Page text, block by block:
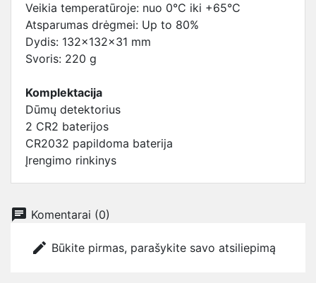
Veikia temperatūroje: nuo 0°C iki +65°C
Atsparumas drėgmei: Up to 80%
Dydis: 132x132x31 mm
Svoris: 220 g
Komplektacija
Dūmų detektorius
2 CR2 baterijos
CR2032 papildoma baterija
Įrengimo rinkinys
chat Komentarai (0)
edit Būkite pirmas, parašykite savo atsiliepimą